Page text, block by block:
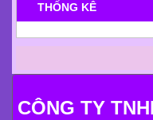
THỐNG KÊ
CÔNG TY